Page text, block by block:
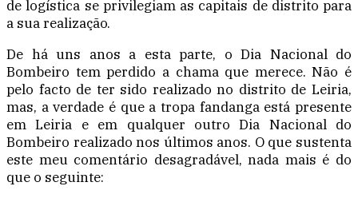
de logística se privilegiam as capitais de distrito para
a sua realização.
De há uns anos a esta parte, o Dia Nacional do
Bombeiro tem perdido a chama que merece. Não é
pelo facto de ter sido realizado no distrito de Leiria,
mas, a verdade é que a tropa fandanga está presente
em Leiria e em qualquer outro Dia Nacional do
Bombeiro realizado nos últimos anos. O que sustenta
este meu comentário desagradável, nada mais é do
que o seguinte: